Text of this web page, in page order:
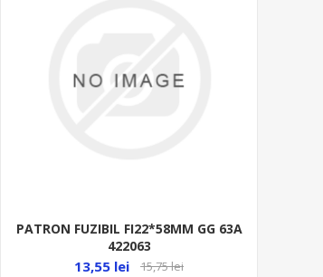
PATRON FUZIBIL FI22*58MM GG 63A
422063
13,55 lei 15,75 lei